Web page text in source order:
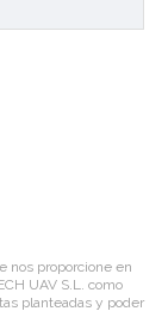
nos proporcione en
UAV S.L. como
planteadas y poder